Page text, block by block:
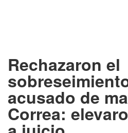
Rechazaron el
acusado de
Correa: